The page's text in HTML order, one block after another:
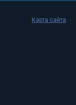
Карта сайта